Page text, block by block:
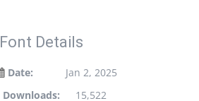
Font Details
Date:
Jan 2, 2025
Downloads:
15,522